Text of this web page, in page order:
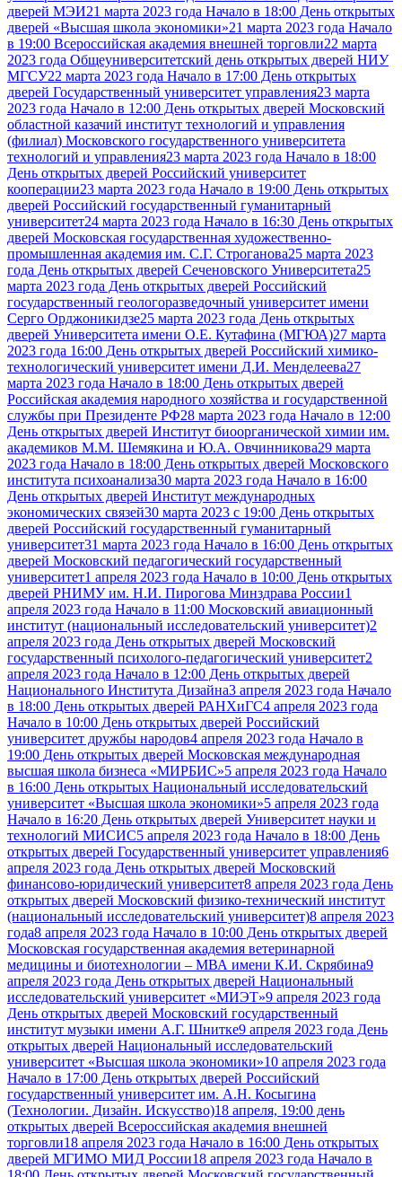
дверей МЭИ21 марта 2023 года Начало в 18:00 День открытых
дверей «Высшая школа экономики»21 марта 2023 года Начало
в 19:00 Всероссийская академия внешней торговли22 марта
2023 года Общеуниверситетский день открытых дверей НИУ
МГСУ22 марта 2023 года Начало в 17:00 День открытых
дверей Государственный университет управления23 марта
2023 года Начало в 12:00 День открытых дверей Московский
областной казачий институт технологий и управления
(филиал) Московского государственного университета
технологий и управления23 марта 2023 года Начало в 18:00
День открытых дверей Российский университет
кооперации23 марта 2023 года Начало в 19:00 День открытых
дверей Российский государственный гуманитарный
университет24 марта 2023 года Начало в 16:30 День открытых
дверей Московская государственная художественно-
промышленная академия им. С.Г. Строганова25 марта 2023
года День открытых дверей Сеченовского Университета25
марта 2023 года День открытых дверей Российский
государственный геологоразведочный университет имени
Серго Орджоникидзе25 марта 2023 года День открытых
дверей Университета имени О.Е. Кутафина (МГЮА)27 марта
2023 года 16:00 День открытых дверей Российский химико-
технологический университет имени Д.И. Менделеева27
марта 2023 года Начало в 18:00 День открытых дверей
Российская академия народного хозяйства и государственной
службы при Президенте РФ28 марта 2023 года Начало в 12:00
День открытых дверей Институт биоорганической химии им.
академиков М.М. Шемякина и Ю.А. Овчинникова29 марта
2023 года Начало в 18:00 День открытых дверей Московского
института психоанализа30 марта 2023 года Начало в 16:00
День открытых дверей Институт международных
экономических связей30 марта 2023 с 19:00 День открытых
дверей Российский государственный гуманитарный
университет31 марта 2023 года Начало в 16:00 День открытых
дверей Московский педагогический государственный
университет1 апреля 2023 года Начало в 10:00 День открытых
дверей РНИМУ им. Н.И. Пирогова Минздрава России1
апреля 2023 года Начало в 11:00 Московский авиационный
институт (национальный исследовательский университет)2
апреля 2023 года День открытых дверей Московский
государственный психолого-педагогический университет2
апреля 2023 года Начало в 12:00 День открытых дверей
Национального Института Дизайна3 апреля 2023 года Начало
в 18:00 День открытых дверей РАНХиГС4 апреля 2023 года
Начало в 10:00 День открытых дверей Российский
университет дружбы народов4 апреля 2023 года Начало в
19:00 День открытых дверей Московская международная
высшая школа бизнеса «МИРБИС»5 апреля 2023 года Начало
в 16:00 День открытых Национальный исследовательский
университет «Высшая школа экономики»5 апреля 2023 года
Начало в 16:20 День открытых дверей Университет науки и
технологий МИСИС5 апреля 2023 года Начало в 18:00 День
открытых дверей Государственный университет управления6
апреля 2023 года День открытых дверей Московский
финансово-юридический университет8 апреля 2023 года День
открытых дверей Московский физико-технический институт
(национальный исследовательский университет)8 апреля 2023
года8 апреля 2023 года Начало в 10:00 День открытых дверей
Московская государственная академия ветеринарной
медицины и биотехнологии – МВА имени К.И. Скрябина9
апреля 2023 года День открытых дверей Национальный
исследовательский университет «МИЭТ»9 апреля 2023 года
День открытых дверей Московский государственный
институт музыки имени А.Г. Шнитке9 апреля 2023 года День
открытых дверей Национальный исследовательский
университет «Высшая школа экономики»10 апреля 2023 года
Начало в 17:00 День открытых дверей Российский
государственный университет им. А.Н. Косыгина
(Технологии. Дизайн. Искусство)18 апреля, 19:00 день
открытых дверей Всероссийская академия внешней
торговли18 апреля 2023 года Начало в 16:00 День открытых
дверей МГИМО МИД России18 апреля 2023 года Начало в